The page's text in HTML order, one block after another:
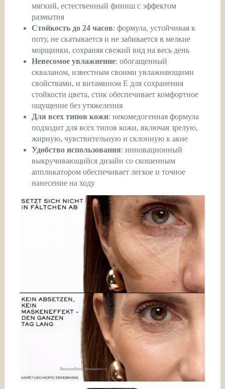
мягкий, естественный финиш с эффектом
размытия
Стойкость до 24 часов: формула, устойчивая к
поту, не скатывается и не забивается в мелкие
морщинки, сохраняя свежий вид на весь день
Невесомое увлажнение: обогащенный
скваланом, известным своими увлажняющими
свойствами, и витамином Е для сохранения
стойкости цвета, стик обеспечивает комфортное
ощущение без утяжеления
Для всех типов кожи: некомедогенная формула
подходит для всех типов кожи, включая зрелую,
жирную, чувствительную и склонную к акне
Удобство использования: инновационный
выкручивающийся дизайн со скошенным
аппликатором обеспечивает легкое и точное
нанесение на ходу